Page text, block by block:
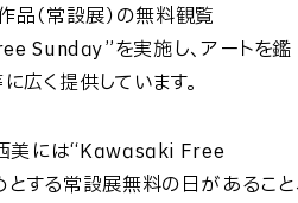
品（常設展）の無料観覧
Sunday”を実施し、アートを鑑
広く提供しています。
美には“Kawasaki Free
する常設展無料の日があること